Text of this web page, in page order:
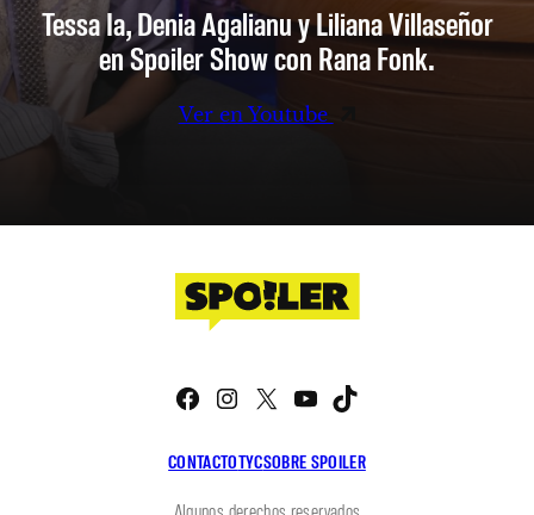
Tessa Ia, Denia Agalianu y Liliana Villaseñor
en Spoiler Show con Rana Fonk.
Ver en Youtube
CONTACTOTYCSOBRE SPOILER
Facebook
Instagram
X YouTube